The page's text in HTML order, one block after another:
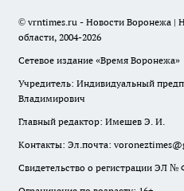
© vrntimes.ru - Новости Воронежа |
области, 2004-2026
Сетевое издание «Время Воронежа»
Учредитель: Индивидуальный
Владимирович
Главный редактор: Имешев Э. И.
Контакты: Эл.почта:
Свидетельство о регистрации ЭЛ №